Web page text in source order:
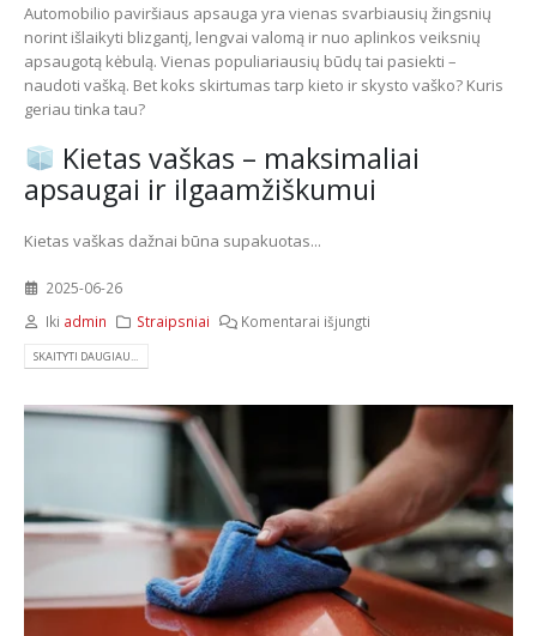
Automobilio paviršiaus apsauga yra vienas svarbiausių žingsnių
norint išlaikyti blizgantį, lengvai valomą ir nuo aplinkos veiksnių
apsaugotą kėbulą. Vienas populiariausių būdų tai pasiekti –
naudoti vašką. Bet koks skirtumas tarp kieto ir skysto vaško? Kuris
geriau tinka tau?
Kietas vaškas – maksimaliai
apsaugai ir ilgaamžiškumui
Kietas vaškas dažnai būna supakuotas...
2025-06-26
Iki admin Straipsniai Komentarai išjungti
SKAITYTI DAUGIAU...